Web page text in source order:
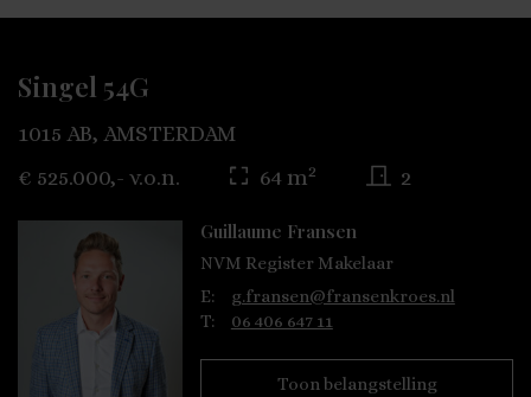
Singel 54G
1015 AB, AMSTERDAM
€ 525.000,- v.o.n.
64 m2 2
Guillaume Fransen
NVM Register Makelaar
E:
g.fransen@fransenkroes.nl
T:
06 406 647 11
Toon belangstelling